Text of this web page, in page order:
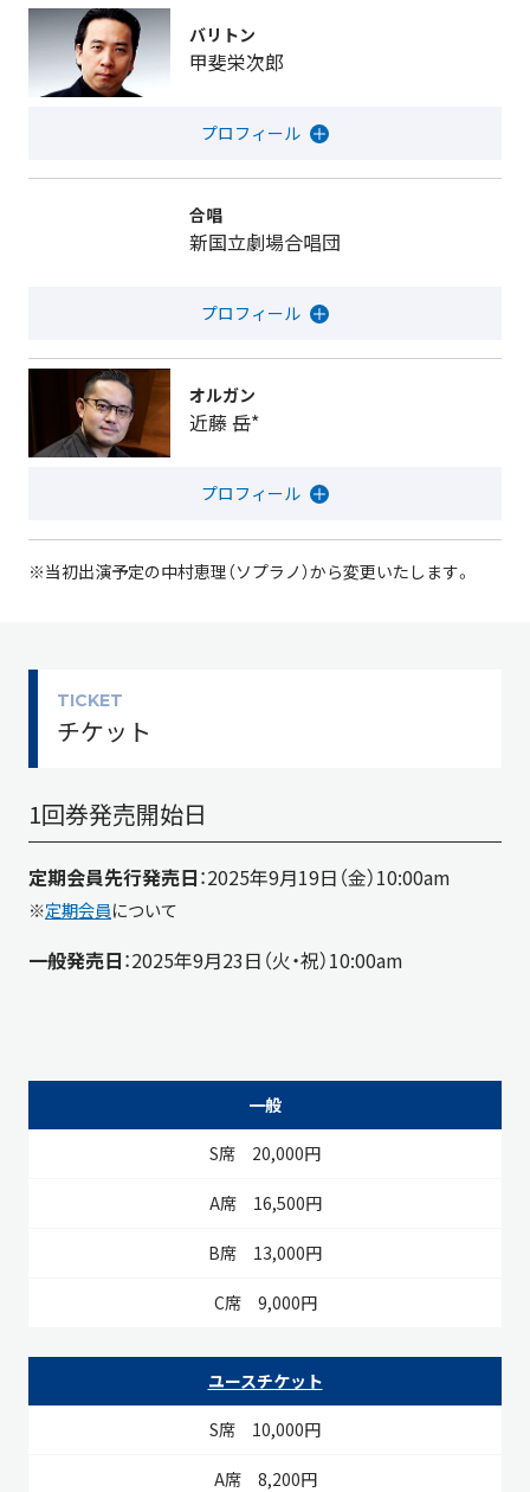
バリトン
甲斐栄次郎
合唱
新国立劇場合唱団
オルガン
近藤 岳*
※当初出演予定の中村恵理（ソプラノ）から変更いたします。
TICKET
チケット
1回券発売開始日
定期会員先行発売日：2025年9月19日（金）10:00am
※定期会員について
一般発売日：2025年9月23日（火・祝）10:00am
一般
20,000円
16,500円
13,000円
9,000円
ユースチケット
10,000円
8,200円